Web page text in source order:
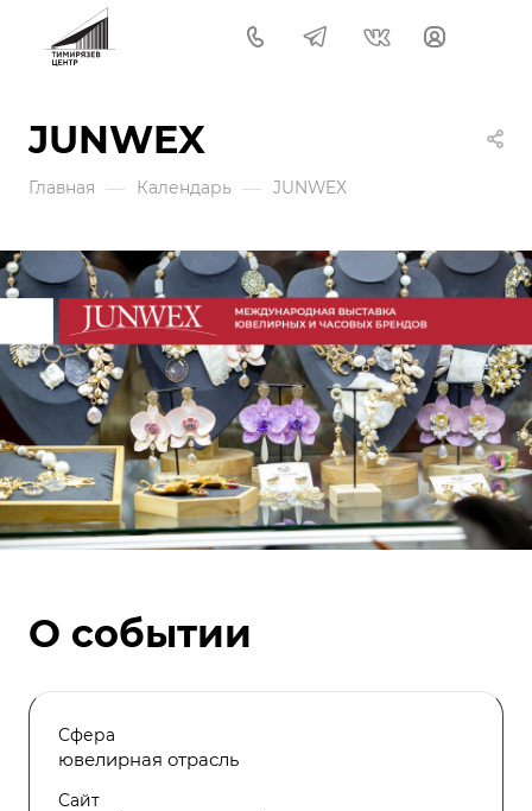
JUNWEX
Главная — Календарь — JUNWEX
О событии
Сфера
ювелирная отрасль
Сайт